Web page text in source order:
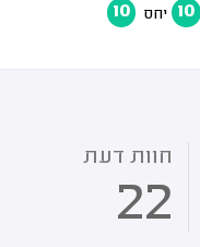
10 יחס 10
חוות דעת
22